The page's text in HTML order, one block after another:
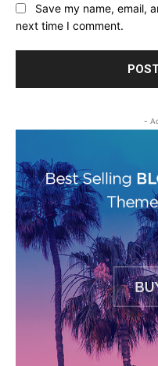
Save my name, email,
next time I comment.
-